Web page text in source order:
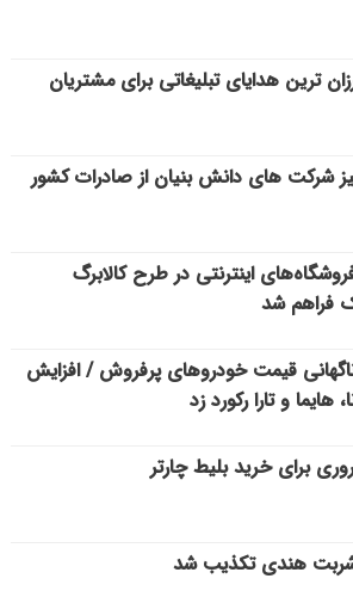
ترین هدایای تبلیغاتی برای مشتریان
شرکت های دانش بنیان از صادرات کشور
اینترنتی در طرح کالابرگ
فراهم شد
قیمت خودروهای پرفروش / افزایش
هایما و تارا رکورد زد
برای خرید بلیط چارتر
شربت هندی تکذیب شد